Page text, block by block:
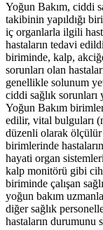
Yoğun Bakım, ciddi
takibinin yapıldığı
iç organlarla ilgili
hastaların tedavi
biriminde, kalp,
sorunları olan
genellikle solunum
ciddi sağlık sorunları
Yoğun Bakım
edilir, vital bulguları
düzenli olarak
birimlerinde
hayati organ
kalp monitörü gibi
biriminde çalışan
yoğun bakım
diğer sağlık
hastaların durumunu